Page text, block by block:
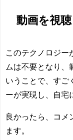
動画を視
このテクノロジー
ムは不要となり、
いうことで、すご
ーが実現し、自宅
良かったら、コメ
ます。